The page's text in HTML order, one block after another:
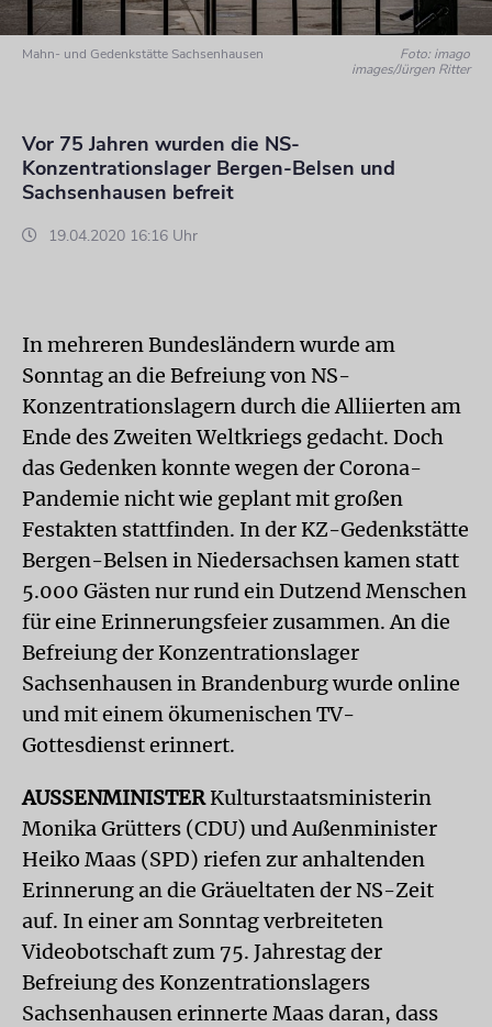
Mahn- und Gedenkstätte Sachsenhausen
Foto: imago
images/Jürgen Ritter
Vor 75 Jahren wurden die NS-
Konzentrationslager Bergen-Belsen und
Sachsenhausen befreit
19.04.2020 16:16 Uhr
In mehreren Bundesländern wurde am
Sonntag an die Befreiung von NS-
Konzentrationslagern durch die Alliierten am
Ende des Zweiten Weltkriegs gedacht. Doch
das Gedenken konnte wegen der Corona-
Pandemie nicht wie geplant mit großen
Festakten stattfinden. In der KZ-Gedenkstätte
Bergen-Belsen in Niedersachsen kamen statt
5.000 Gästen nur rund ein Dutzend Menschen
für eine Erinnerungsfeier zusammen. An die
Befreiung der Konzentrationslager
Sachsenhausen in Brandenburg wurde online
und mit einem ökumenischen TV-
Gottesdienst erinnert.
AUSSENMINISTERKulturstaatsministerin
Monika Grütters (CDU) und Außenminister
Heiko Maas (SPD) riefen zur anhaltenden
Erinnerung an die Gräueltaten der NS-Zeit
auf. In einer am Sonntag verbreiteten
Videobotschaft zum 75. Jahrestag der
Befreiung des Konzentrationslagers
Sachsenhausen erinnerte Maas daran, dass